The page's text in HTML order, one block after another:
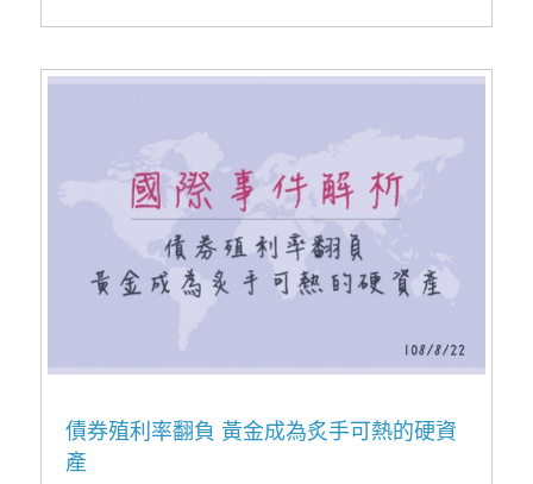
緒再度發酵下，港交所美元黃金期貨再衝高至上市以來
債券殖利率翻負 黃金成為炙手可熱的硬資
產